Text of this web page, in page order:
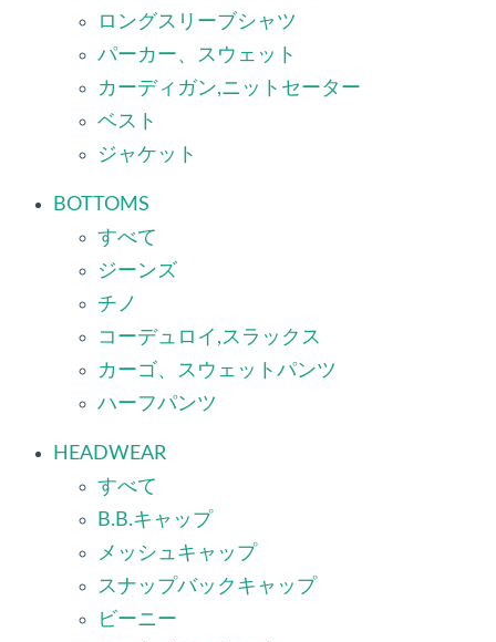
ロングスリーブシャツ
パーカー、スウェット
カーディガン,ニットセーター
ベスト
ジャケット
BOTTOMS
すべて
ジーンズ
チノ
コーデュロイ,スラックス
カーゴ、スウェットパンツ
ハーフパンツ
HEADWEAR
すべて
B.B.キャップ
メッシュキャップ
スナップバックキャップ
ビーニー